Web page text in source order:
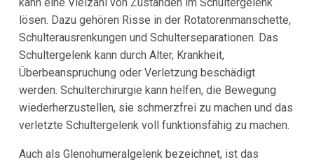
kann eine Vielzahl von Zuständen im Schultergelenk
lösen. Dazu gehören Risse in der Rotatorenmanschette,
Schulterausrenkungen und Schulterseparationen. Das
Schultergelenk kann durch Alter, Krankheit,
Überbeanspruchung oder Verletzung beschädigt
werden. Schulterchirurgie kann helfen, die Bewegung
wiederherzustellen, sie schmerzfrei zu machen und das
verletzte Schultergelenk voll funktionsfähig zu machen.
Auch als Glenohumeralgelenk bezeichnet, ist das